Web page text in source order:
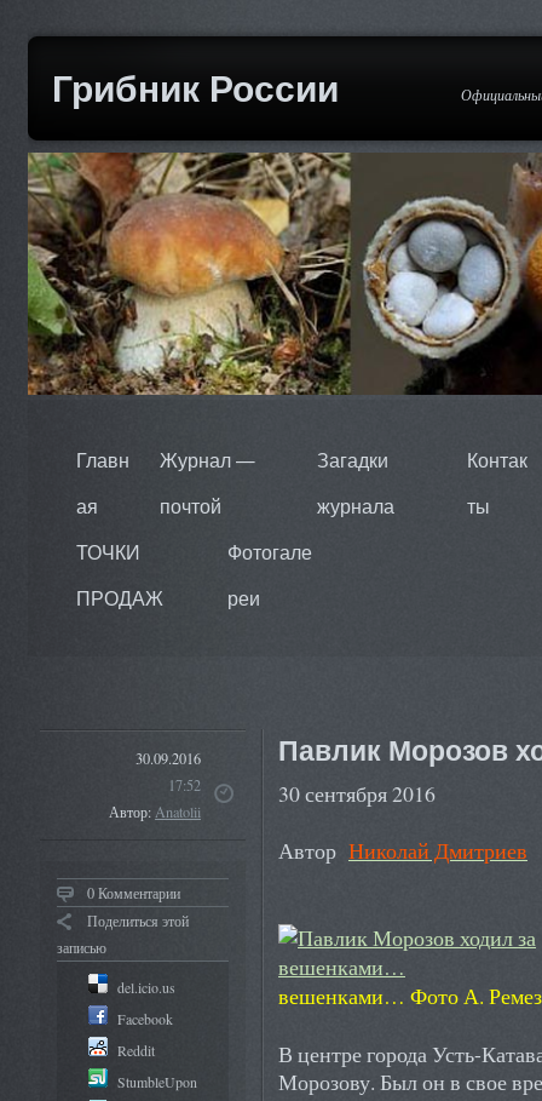
Грибник России
Главн
ая
Журнал —
почтой
Загадки
журнала
Контак
ты
ТОЧКИ
ПРОДАЖ
Фотогале
реи
30.09.2016
17:52
Автор:Anatolii
0 Комментарии
Поделиться этой
записью
del.icio.us
Facebook
Reddit
StumbleUpon
Павлик Морозов
30 сентября 2016
Автор Николай Дмитриев
вешенками… Фото А.
В центре города Усть-
Морозову. Был он в свое